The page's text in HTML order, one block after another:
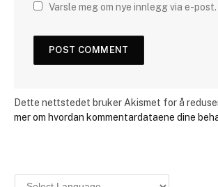
Varsle meg om nye innlegg via e-post.
Dette nettstedet bruker Akismet for å
mer om hvordan kommentardataene dine